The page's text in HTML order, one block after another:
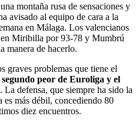
montaña rusa de sensaciones y
avisado al equipo de cara a la
en Málaga. Los valencianos
Miribilla por 93-78 y Mumbrú
manera de hacerlo.
graves problemas que tiene el
segundo peor de Euroliga y el
. La defensa, que siempre ha sido la
es más débil, concediendo 80
diez encuentros.